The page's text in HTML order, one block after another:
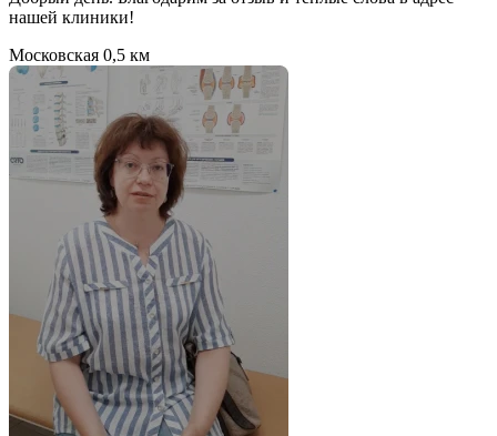
нашей клиники!
Московская 0,5 км